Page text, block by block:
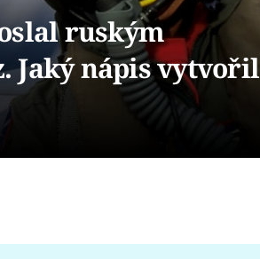
ruským
Jaký nápis vytvořil